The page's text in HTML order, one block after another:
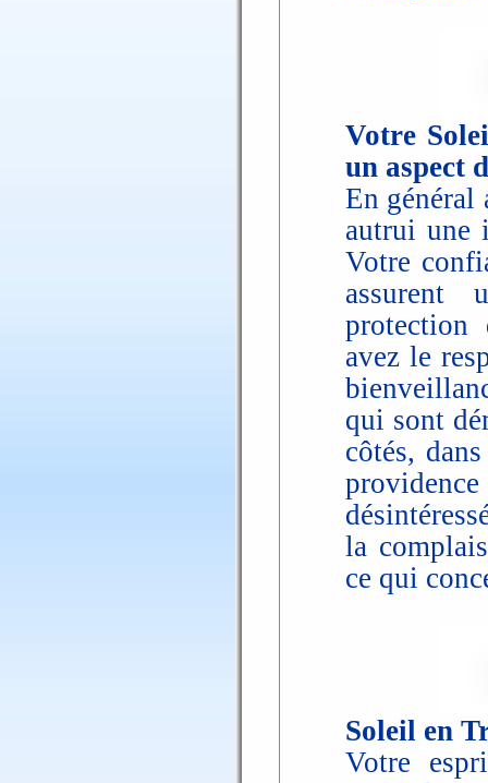
Votre
un aspect
En général
autrui une
Votre
assurent
protection
avez le
qui sont
côtés,
la
ce qui
Soleil en
Votre